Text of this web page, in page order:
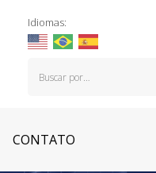
Idiomas:
CONTATO